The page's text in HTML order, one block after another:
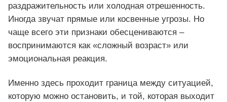
раздражительность или холодная отрешенность.
Иногда звучат прямые или косвенные угрозы. Но
чаще всего эти признаки обесцениваются –
воспринимаются как «сложный возраст» или
эмоциональная реакция.
Именно здесь проходит граница между ситуацией,
которую можно остановить, и той, которая выходит